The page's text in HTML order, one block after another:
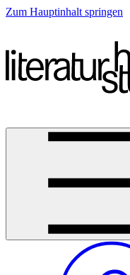
Zum Hauptinhalt springen